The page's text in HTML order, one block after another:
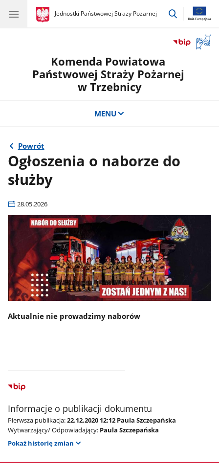
gov.pl
Jednostki Państwowej Straży Pożarnej
gov.pl
Jednostki
przejdź
okno
Komenda Powiatowa
Państwowej Straży Pożarnej
w Trzebnicy
MENU
Powrót
Ogłoszenia o naborze do
służby
28.05.2026
Aktualnie nie prowadzimy naborów
Informacje o publikacji dokumentu
Pierwsza publikacja:22.12.2020 12:12 Paula Szczepańska
Wytwarzający/ Odpowiadający: Paula Szczepańska
Pokaż historię zmian